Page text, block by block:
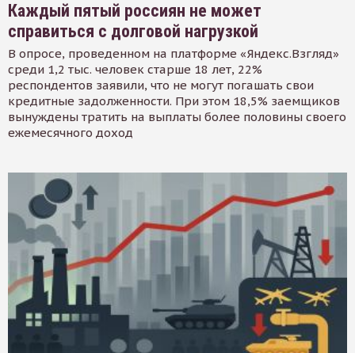
Каждый пятый россиян не может
справиться с долговой нагрузкой
В опросе, проведенном на платформе «Яндекс.Взгляд»
среди 1,2 тыс. человек старше 18 лет, 22%
респондентов заявили, что не могут погашать свои
кредитные задолженности. При этом 18,5% заемщиков
вынуждены тратить на выплаты более половины своего
ежемесячного доход